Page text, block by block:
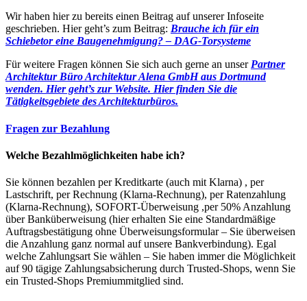
Wir haben hier zu bereits einen Beitrag auf unserer Infoseite
geschrieben. Hier geht’s zum Beitrag: Brauche ich für ein
Schiebetor eine Baugenehmigung? – DAG-Torsysteme
Für weitere Fragen können Sie sich auch gerne an unser Partner
Architektur Büro Architektur Alena GmbH aus Dortmund
wenden. Hier geht’s zur Website. Hier finden Sie die
Tätigkeitsgebiete des Architekturbüros.
Fragen zur Bezahlung
Welche Bezahlmöglichkeiten habe ich?
Sie können bezahlen per Kreditkarte (auch mit Klarna) , per
Lastschrift, per Rechnung (Klarna-Rechnung), per Ratenzahlung
(Klarna-Rechnung), SOFORT-Überweisung ,per 50% Anzahlung
über Banküberweisung (hier erhalten Sie eine Standardmäßige
Auftragsbestätigung ohne Überweisungsformular – Sie überweisen
die Anzahlung ganz normal auf unsere Bankverbindung). Egal
welche Zahlungsart Sie wählen – Sie haben immer die Möglichkeit
auf 90 tägige Zahlungsabsicherung durch Trusted-Shops, wenn Sie
ein Trusted-Shops Premiummitglied sind.